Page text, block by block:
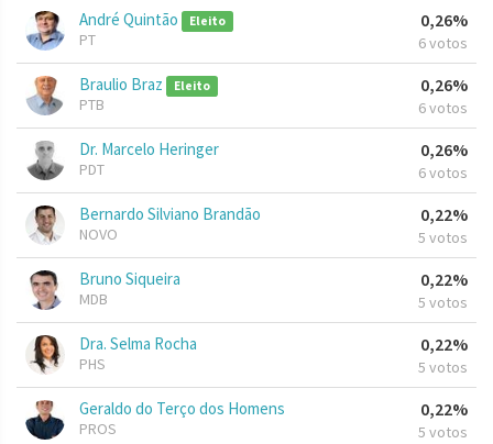
André Quintão Eleito
PT
0,26%
6 votos
Braulio Braz Eleito
PTB
0,26%
6 votos
Dr. Marcelo Heringer
PDT
0,26%
6 votos
Bernardo Silviano Brandão
NOVO
0,22%
5 votos
Bruno Siqueira
MDB
0,22%
5 votos
Dra. Selma Rocha
PHS
0,22%
5 votos
Geraldo do Terço dos Homens
PROS
0,22%
5 votos